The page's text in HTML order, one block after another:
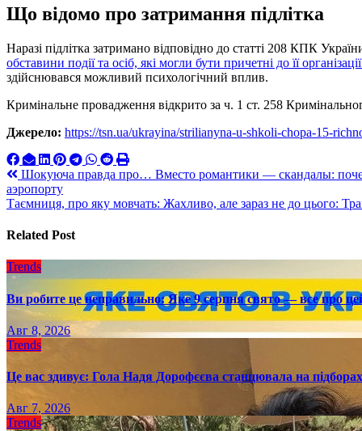
Що відомо про затримання підлітка
Наразі підлітка затримано відповідно до статті 208 КПК
обставини події та осіб, які могли бути причетні до її
здійснювався можливий психологічний вплив.
Кримінальне провадження відкрито за ч. 1 ст. 258
Джерело: https://tsn.ua/ukrayina/strilianyna-u-shkoli-chopa-15-
Навигация
по
Шокуюча правда про… Вместо романтики — скандалы:
аэропорту
Таємниця, про яку мовчать: Жахливо, але зараз не до цього:
Related Post
Trends
Ви робите це неправильно: Яке 9 серпня свято — все про
Авг 8, 2026
Trends
Це вас здивує: Гола Надя Дорофєєва станцювала на
Авг 7, 2026
Trends